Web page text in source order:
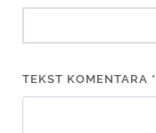
TEKST KOMENTARA *